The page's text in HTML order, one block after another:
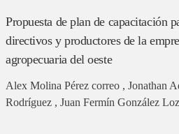
Propuesta de plan de capacitación
directivos y productores de la
agropecuaria del oeste
Alex Molina Pérez correo , Jonathan
Rodríguez , Juan Fermín González